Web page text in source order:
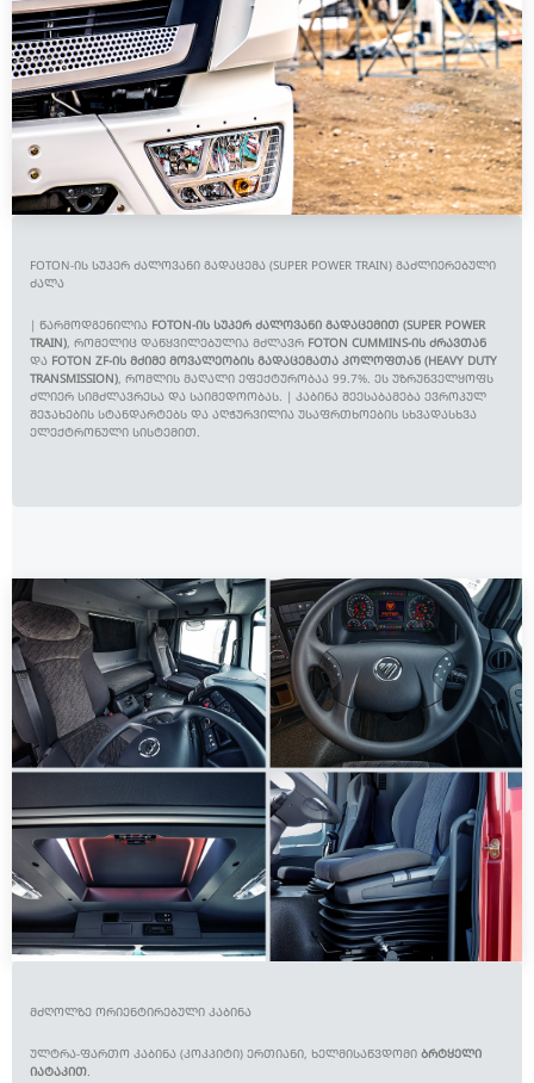
FOTON-ᲘᲡ ᲡᲣᲞᲔᲠ ᲫᲐᲚᲝᲕᲐᲜᲘ ᲒᲐᲓᲐᲪᲔᲛᲐ (SUPER POWER TRAIN) ᲒᲐᲫᲚᲘᲔᲠᲔᲑᲣᲚᲘ
ᲫᲐᲚᲐ
| ᲬᲐᲠᲛᲝᲓᲒᲔᲜᲘᲚᲘᲐ FOTON-ᲘᲡ ᲡᲣᲞᲔᲠ ᲫᲐᲚᲝᲕᲐᲜᲘ ᲒᲐᲓᲐᲪᲔᲛᲘᲗ (SUPER POWER
TRAIN), ᲠᲝᲛᲔᲚᲘᲪ ᲓᲐᲬᲧᲕᲘᲚᲔᲑᲣᲚᲘᲐ ᲛᲫᲚᲐᲕᲠ FOTON CUMMINS-ᲘᲡ ᲫᲠᲐᲕᲗᲐᲜ
ᲓᲐ FOTON ZF-ᲘᲡ ᲛᲫᲘᲛᲔ ᲛᲝᲕᲐᲚᲔᲝᲑᲘᲡ ᲒᲐᲓᲐᲪᲔᲛᲐᲗᲐ ᲙᲝᲚᲝᲤᲗᲐᲜ (HEAVY DUTY
TRANSMISSION), ᲠᲝᲛᲚᲘᲡ ᲛᲐᲦᲐᲚᲘ ᲔᲤᲔᲥᲢᲣᲠᲝᲑᲐᲐ 99.7%. ᲔᲡ ᲣᲖᲠᲣᲜᲕᲔᲚᲧᲝᲤᲡ
ᲫᲚᲘᲔᲠ ᲡᲘᲛᲫᲚᲐᲕᲠᲔᲡᲐ ᲓᲐ ᲡᲐᲘᲛᲔᲓᲝᲝᲑᲐᲡ. | ᲙᲐᲑᲘᲜᲐ ᲨᲔᲔᲡᲐᲑᲐᲛᲔᲑᲐ ᲔᲕᲠᲝᲞᲣᲚ
ᲨᲔᲯᲐᲮᲔᲑᲘᲡ ᲡᲢᲐᲜᲓᲐᲠᲢᲔᲑᲡ ᲓᲐ ᲐᲦᲭᲣᲠᲕᲘᲚᲘᲐ ᲣᲡᲐᲤᲠᲗᲮᲝᲔᲑᲘᲡ ᲡᲮᲕᲐᲓᲐᲡᲮᲕᲐ
ᲔᲚᲔᲥᲢᲠᲝᲜᲣᲚᲘ ᲡᲘᲡᲢᲔᲛᲘᲗ.
ᲛᲫᲦᲝᲚᲖᲔ ᲝᲠᲘᲔᲜᲢᲘᲠᲔᲑᲣᲚᲘ ᲙᲐᲑᲘᲜᲐ
ᲣᲚᲢᲠᲐ-ᲤᲐᲠᲗᲝ ᲙᲐᲑᲘᲜᲐ (ᲙᲝᲙᲞᲘᲢᲘ) ᲔᲠᲗᲘᲐᲜᲘ, ᲮᲔᲚᲛᲘᲡᲐᲬᲕᲓᲝᲛᲘ ᲑᲠᲢᲧᲔᲚᲘ
ᲘᲐᲢᲐᲙᲘᲗ.